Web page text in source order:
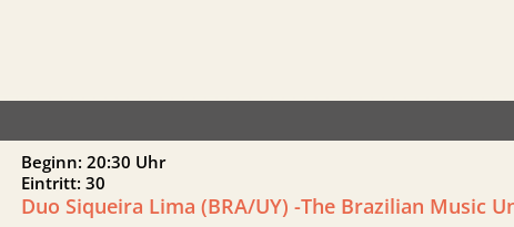
Beginn: 20:30 Uhr
Eintritt: 30
Duo Siqueira Lima (BRA/UY) -The Brazilian Music